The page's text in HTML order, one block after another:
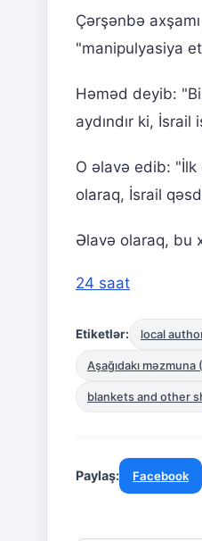
Çərşənbə
"manipulyasiya
Həməd deyib:
aydındır ki,
O əlavə edib:
olaraq, İsrail
Əlavə olaraq, bu
24 saat
Etiketlər: local
Aşağıdakı
blankets and other
Paylaş: Facebook